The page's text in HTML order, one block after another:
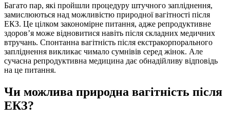
Багато пар, які пройшли процедуру штучного запліднення,
замислюються над можливістю природної вагітності після
ЕКЗ. Це цілком закономірне питання, адже репродуктивне
здоров’я може відновитися навіть після складних медичних
втручань. Спонтанна вагітність після екстракорпорального
запліднення викликає чимало сумнівів серед жінок. Але
сучасна репродуктивна медицина дає обнадійливу відповідь
на це питання.
Чи можлива природна вагітність після
ЕКЗ?